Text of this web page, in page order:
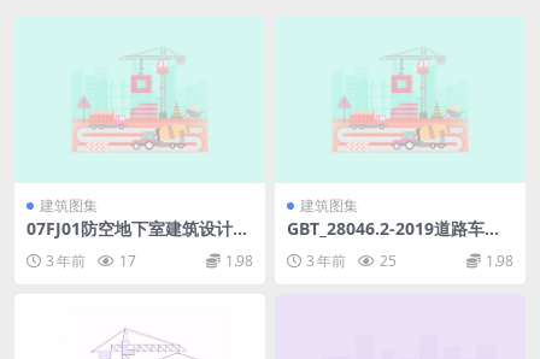
建筑图集
07FJ01防空地下室建筑设计示
3 年前 17 1.98
建筑图集
GBT_28046.2-2019道路车辆
电气及电子设备的环境条件和
试验第2部分：电气负荷.pdf
3 年前 25 1.98